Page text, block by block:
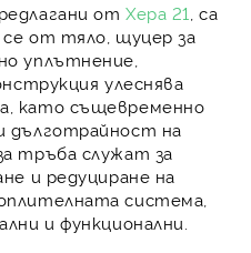
отХера 21 , са
от тяло, щуцер за
уплътнение,
улеснява
като същевременно
дълготрайност на
тръба служат за
и редуциране на
система,
и функционални.